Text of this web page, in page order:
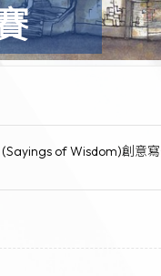
of Wisdom)創意